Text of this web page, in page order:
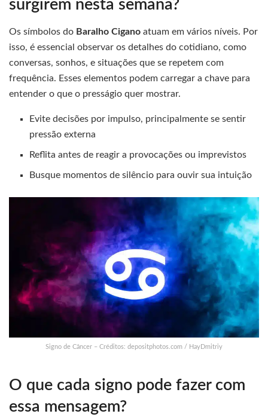
surgirem nesta semana?
Os símbolos do Baralho Cigano atuam em vários níveis. Por
isso, é essencial observar os detalhes do cotidiano, como
conversas, sonhos, e situações que se repetem com
frequência. Esses elementos podem carregar a chave para
entender o que o presságio quer mostrar.
Evite decisões por impulso, principalmente se sentir
pressão externa
Reflita antes de reagir a provocações ou imprevistos
Busque momentos de silêncio para ouvir sua intuição
Signo de Câncer – Créditos: depositphotos.com / HayDmitriy
O que cada signo pode fazer com
essa mensagem?